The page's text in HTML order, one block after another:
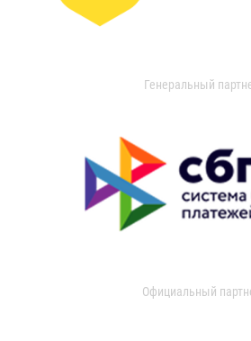
Генеральный
Официальный